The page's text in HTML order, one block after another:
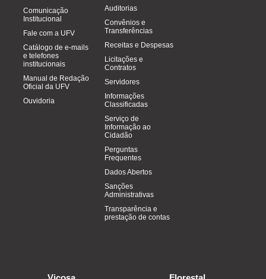
Comunicação
Institucional
Fale com a UFV
Catálogo de e-mails
e telefones
institucionais
Manual de Redação
Oficial da UFV
Ouvidoria
Auditorias
Convênios e
Transferências
Receitas e Despesas
Licitações e
Contratos
Servidores
Informações
Classificadas
Serviço de
Informação ao
Cidadão
Perguntas
Frequentes
Dados Abertos
Sanções
Administrativas
Transparência e
prestação de contas